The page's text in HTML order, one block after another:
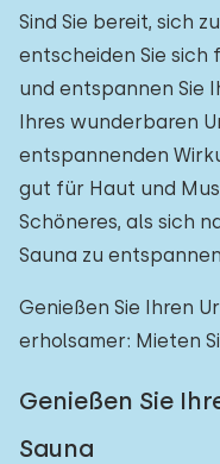
Sind Sie bereit, sich
entscheiden Sie sich
und entspannen Sie
Ihres wunderbaren
entspannenden
gut für Haut und
Schöneres, als sich
Sauna zu
Genießen Sie Ihren
erholsamer: Mieten
Genießen Sie
Sauna